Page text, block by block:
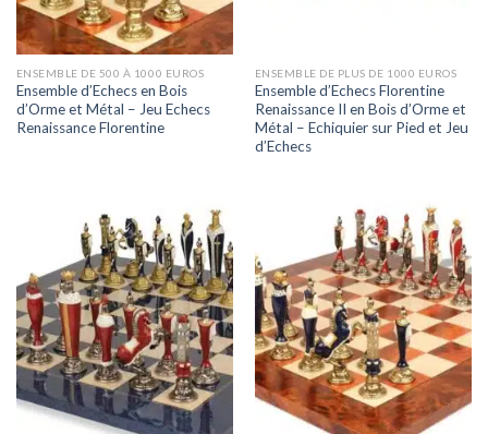
ENSEMBLE DE 500 À 1000 EUROS
Ensemble d’Echecs en Bois
d’Orme et Métal – Jeu Echecs
Renaissance Florentine
ENSEMBLE DE PLUS DE 1000 EUROS
Ensemble d’Echecs Florentine
Renaissance II en Bois d’Orme et
Métal – Echiquier sur Pied et Jeu
d’Echecs